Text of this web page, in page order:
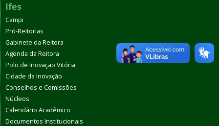
Ifes
Campi
Pró-Reitorias
Gabinete da Reitora
Agenda da Reitora
Polo de Inovação Vitória
Cidade da Inovação
Conselhos e Comissões
Núcleos
Calendário Acadêmico
Documentos Institucionais